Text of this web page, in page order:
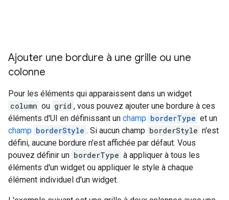
Ajouter une bordure à une grille ou une
colonne
Pour les éléments qui apparaissent dans un widget
column ou grid , vous pouvez ajouter une bordure à ces
éléments d'UI en définissant un champ borderType et un
champ borderStyle . Si aucun champ borderStyle n'est
défini, aucune bordure n'est affichée par défaut. Vous
pouvez définir un borderType à appliquer à tous les
éléments d'un widget ou appliquer le style à chaque
élément individuel d'un widget.